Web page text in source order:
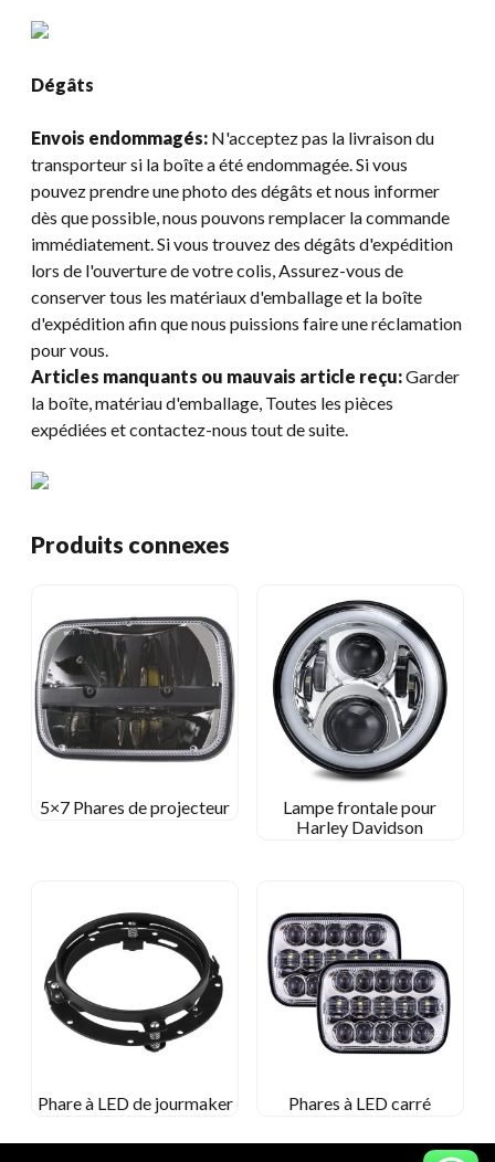
Dégâts
Envois endommagés: N'acceptez pas la livraison du
transporteur si la boîte a été endommagée. Si vous
pouvez prendre une photo des dégâts et nous informer
dès que possible, nous pouvons remplacer la commande
immédiatement. Si vous trouvez des dégâts d'expédition
lors de l'ouverture de votre colis, Assurez-vous de
conserver tous les matériaux d'emballage et la boîte
d'expédition afin que nous puissions faire une réclamation
pour vous.
Articles manquants ou mauvais article reçu:Garder
la boîte, matériau d'emballage, Toutes les pièces
expédiées et contactez-nous tout de suite.
Produits connexes
5×7 Phares de projecteur
Lampe frontale pour
Harley Davidson
Phare à LED de jourmaker Phares à LED carré